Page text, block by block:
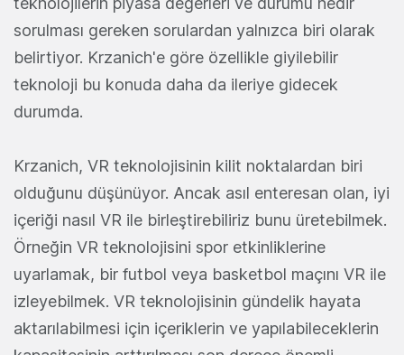
sorulması gereken sorulardan yalnızca biri olarak
belirtiyor. Krzanich'e göre özellikle giyilebilir
teknoloji bu konuda daha da ileriye gidecek
durumda.
Krzanich, VR teknolojisinin kilit noktalardan biri
olduğunu düşünüyor. Ancak asıl enteresan olan, iyi
içeriği nasıl VR ile birleştirebiliriz bunu üretebilmek.
Örneğin VR teknolojisini spor etkinliklerine
uyarlamak, bir futbol veya basketbol maçını VR ile
izleyebilmek. VR teknolojisinin gündelik hayata
aktarılabilmesi için içeriklerin ve yapılabileceklerin